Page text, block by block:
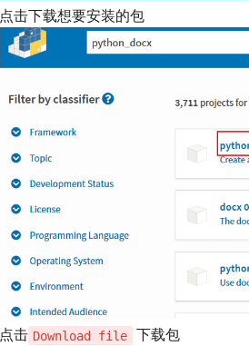
点击下载想要安装的包
点击 Download file 下载包